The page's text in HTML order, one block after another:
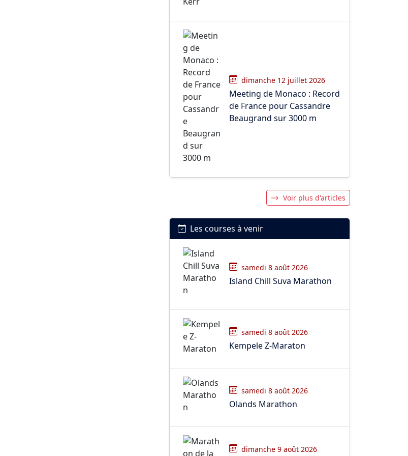
dimanche 12 juillet 2026
Meeting de Monaco : Record
de France pour Cassandre
Beaugrand sur 3000 m
Voir plus d'articles
Les courses à venir
samedi 8 août 2026
Island Chill Suva Marathon
samedi 8 août 2026
Kempele Z-Maraton
samedi 8 août 2026
Olands Marathon
dimanche 9 août 2026